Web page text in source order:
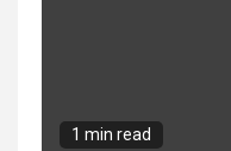
1 min read